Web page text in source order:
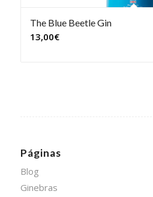
The Blue Beetle Gin
13,00€
Páginas
Blog
Ginebras